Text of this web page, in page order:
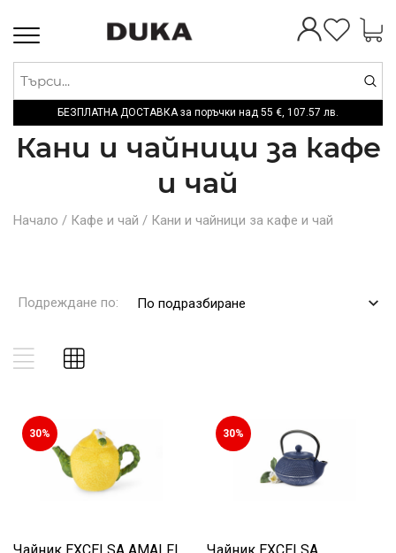
Toggle
БЕЗПЛАТНА ДОСТАВКА за поръчки над 55 €, 107.57 лв.
Кани и чайници за кaфе
и чай
Начало / Кафе и чай / Кани и чайници за кaфе и чай
Подреждане по: По подразбиране
30% 30%